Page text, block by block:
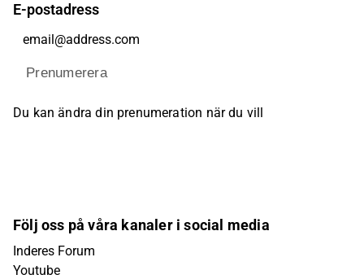
E-postadress
Prenumerera
Du kan ändra din prenumeration när du vill
Följ oss på våra kanaler i social media
Inderes Forum
Youtube